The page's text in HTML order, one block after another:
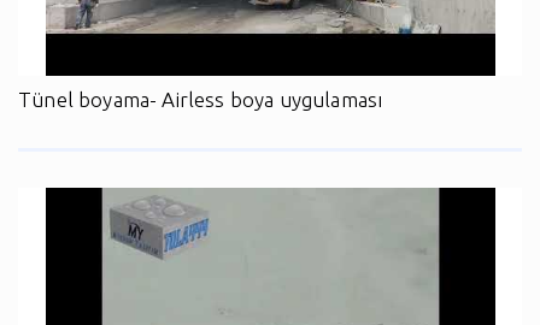
Tünel boyama- Airless boya uygulaması